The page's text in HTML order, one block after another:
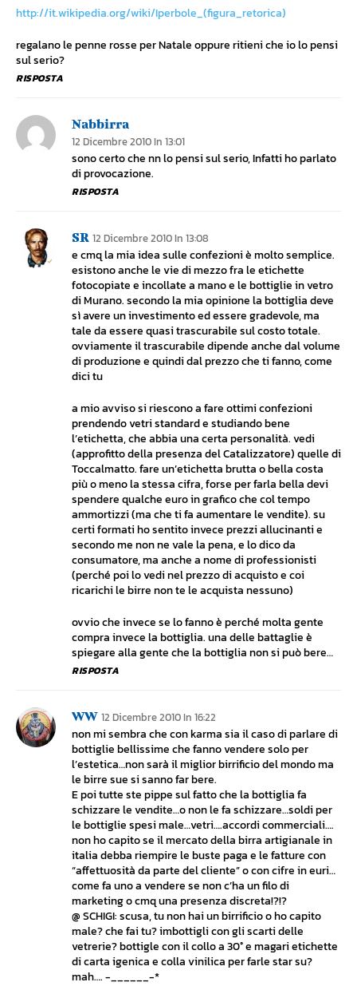
http://it.wikipedia.org/wiki/Iperbole_(figura_retorica)
regalano le penne rosse per Natale oppure ritieni che io lo pensi
sul serio?
RISPOSTA
Nabbirra
12 Dicembre 2010 In 13:01
sono certo che nn lo pensi sul serio, Infatti ho parlato
di provocazione.
RISPOSTA
SR 12 Dicembre 2010 In 13:08
e cmq la mia idea sulle confezioni è molto semplice.
esistono anche le vie di mezzo fra le etichette
fotocopiate e incollate a mano e le bottiglie in vetro
di Murano. secondo la mia opinione la bottiglia deve
sì avere un investimento ed essere gradevole, ma
tale da essere quasi trascurabile sul costo totale.
ovviamente il trascurabile dipende anche dal volume
di produzione e quindi dal prezzo che ti fanno, come
dici tu
a mio avviso si riescono a fare ottimi confezioni
prendendo vetri standard e studiando bene
l’etichetta, che abbia una certa personalità. vedi
(approfitto della presenza del Catalizzatore) quelle di
Toccalmatto. fare un’etichetta brutta o bella costa
più o meno la stessa cifra, forse per farla bella devi
spendere qualche euro in grafico che col tempo
ammortizzi (ma che ti fa aumentare le vendite). su
certi formati ho sentito invece prezzi allucinanti e
secondo me non ne vale la pena, e lo dico da
consumatore, ma anche a nome di professionisti
(perché poi lo vedi nel prezzo di acquisto e coi
ricarichi le birre non te le acquista nessuno)
ovvio che invece se lo fanno è perché molta gente
compra invece la bottiglia. una delle battaglie è
spiegare alla gente che la bottiglia non si può bere…
RISPOSTA
WW 12 Dicembre 2010 In 16:22
non mi sembra che con karma sia il caso di parlare di
bottiglie bellissime che fanno vendere solo per
l’estetica…non sarà il miglior birrificio del mondo ma
le birre sue si sanno far bere.
E poi tutte ste pippe sul fatto che la bottiglia fa
schizzare le vendite…o non le fa schizzare…soldi per
le bottiglie spesi male…vetri….accordi commerciali….
non ho capito se il mercato della birra artigianale in
italia debba riempire le buste paga e le fatture con
“affettuosità da parte del cliente” o con cifre in euri…
come fa uno a vendere se non c’ha un filo di
marketing o cmq una presenza discreta!?!?
@ SCHIGI: scusa, tu non hai un birrificio o ho capito
male? che fai tu? imbottigli con gli scarti delle
vetrerie? bottigle con il collo a 30° e magari etichette
di carta igenica e colla vinilica per farle star su?
mah…. -______-*